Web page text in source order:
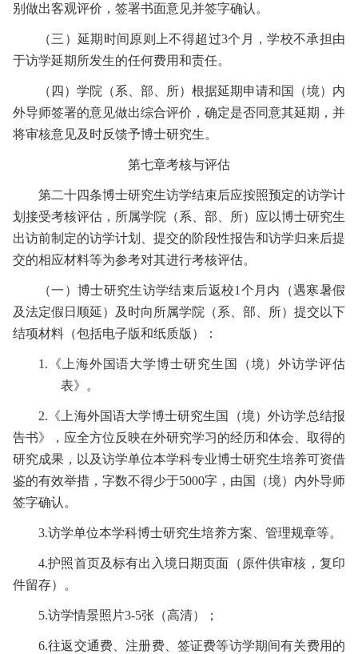
别做出客观评价，签署书面意见并签字确认。
（三）延期时间原则上不得超过3个月，学校不承担由
于访学延期所发生的任何费用和责任。
（四） 学院（系、部、所）根据延期申请和国（境）内
外导师签署的意见做出综合评价，确定是否同意其延期，并
将审核意见及时反馈予博士研究生。
第七章考核与评估
第二十四条博士研究生访学结束后应按照预定的访学计
划接受考核评估，所属学院（系、部、所）应以博士研究生
出访前制定的访学计划、提交的阶段性报告和访学归来后提
交的相应材料等为参考对其进行考核评估。
（一）博士研究生访学结束后返校1 个月内（遇寒暑假
及法定假日顺延）及时向所属学院（系、部、所）提交以下
结项材料（包括电子版和纸质版）：
1. 《上海外国语大学博士研究生国（境）外访学评估
表》。
2. 《上海外国语大学博士研究生国（境）外访学总结报
告书》，应全方位反映在外研究学习的经历和体会、取得的
研究成果，以及访学单位本学科专业博士研究生培养可资借
鉴的有效举措，字数不得少于5000字，由国（境）内外导师
签字确认。
3.访学单位本学科博士研究生培养方案、管理规章等。
4.护照首页及标有出入境日期页面（原件供审核，复印
件留存）。
5.访学情景照片3-5张（高清）；
6.往返交通费、注册费、签证费等访学期间有关费用的